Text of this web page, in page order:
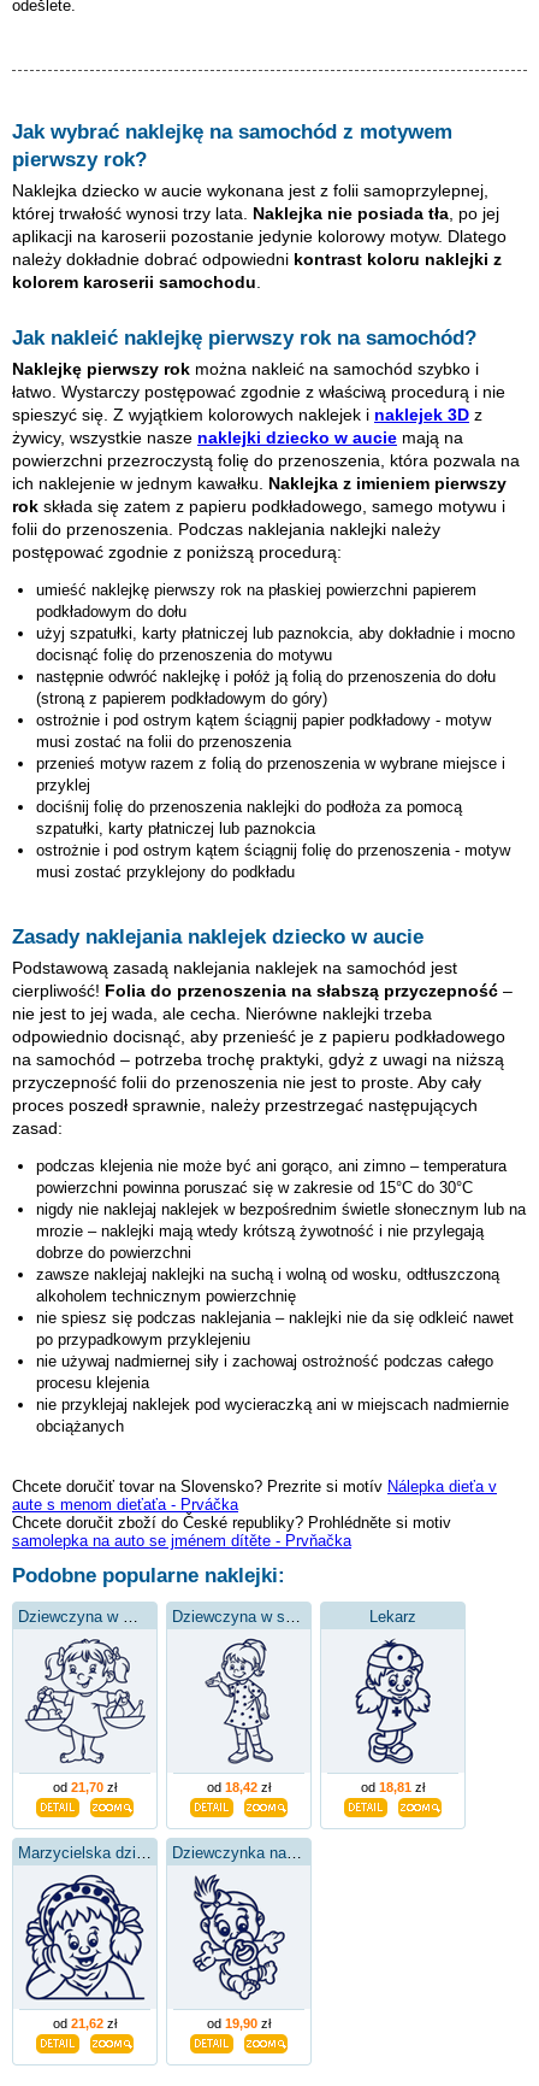
odešlete.
Jak wybrać naklejkę na samochód z motywem
pierwszy rok?
Naklejka dziecko w aucie wykonana jest z folii samoprzylepnej,
której trwałość wynosi trzy lata. Naklejka nie posiada tła , po jej
aplikacji na karoserii pozostanie jedynie kolorowy motyw. Dlatego
należy dokładnie dobrać odpowiedni kontrast koloru naklejki z
kolorem karoserii samochodu
Jak nakleić naklejkę pierwszy rok na samochód?
Naklejkę pierwszy rok można nakleić na samochód szybko i
łatwo. Wystarczy postępować zgodnie z właściwą procedurą i nie
spieszyć się. Z wyjątkiem kolorowych naklejek i naklejek 3D z
żywicy, wszystkie nasze naklejki dziecko w aucie mają na
powierzchni przezroczystą folię do przenoszenia, która pozwala na
ich naklejenie w jednym kawałku. Naklejka z imieniem pierwszy
rok składa się zatem z papieru podkładowego, samego motywu i
folii do przenoszenia. Podczas naklejania naklejki należy
postępować zgodnie z poniższą procedurą:
umieść naklejkę pierwszy rok na płaskiej powierzchni papierem
podkładowym do dołu
użyj szpatułki, karty płatniczej lub paznokcia, aby dokładnie i mocno
docisnąć folię do przenoszenia do motywu
następnie odwróć naklejkę i połóż ją folią do przenoszenia do dołu
(stroną z papierem podkładowym do góry)
ostrożnie i pod ostrym kątem ściągnij papier podkładowy - motyw
musi zostać na folii do przenoszenia
przenieś motyw razem z folią do przenoszenia w wybrane miejsce i
przyklej
dociśnij folię do przenoszenia naklejki do podłoża za pomocą
szpatułki, karty płatniczej lub paznokcia
ostrożnie i pod ostrym kątem ściągnij folię do przenoszenia - motyw
musi zostać przyklejony do podkładu
Zasady naklejania naklejek dziecko w aucie
Podstawową zasadą naklejania naklejek na samochód jest
cierpliwość! Folia do przenoszenia na słabszą przyczepność –
nie jest to jej wada, ale cecha. Nierówne naklejki trzeba
odpowiednio docisnąć, aby przenieść je z papieru podkładowego
na samochód – potrzeba trochę praktyki, gdyż z uwagi na niższą
przyczepność folii do przenoszenia nie jest to proste. Aby cały
proces poszedł sprawnie, należy przestrzegać następujących
zasad:
podczas klejenia nie może być ani gorąco, ani zimno – temperatura
powierzchni powinna poruszać się w zakresie od 15°C do 30°C
nigdy nie naklejaj naklejek w bezpośrednim świetle słonecznym lub na
mrozie – naklejki mają wtedy krótszą żywotność i nie przylegają
dobrze do powierzchni
zawsze naklejaj naklejki na suchą i wolną od wosku, odtłuszczoną
alkoholem technicznym powierzchnię
nie spiesz się podczas naklejania – naklejki nie da się odkleić nawet
po przypadkowym przyklejeniu
nie używaj nadmiernej siły i zachowaj ostrożność podczas całego
procesu klejenia
nie przyklejaj naklejek pod wycieraczką ani w miejscach nadmiernie
obciążanych
Chcete doručiť tovar na Slovensko? Prezrite si motív Nálepka dieťa v
aute s menom dieťaťa - Prváčka
Chcete doručit zboží do České republiky? Prohlédněte si motiv
samolepka na auto se jménem dítěte - Prvňačka
Podobne popularne naklejki:
od 21,70 zł od 18,42 zł
Lekarz
od 18,81 zł
od 21,62 zł od 19,90 zł